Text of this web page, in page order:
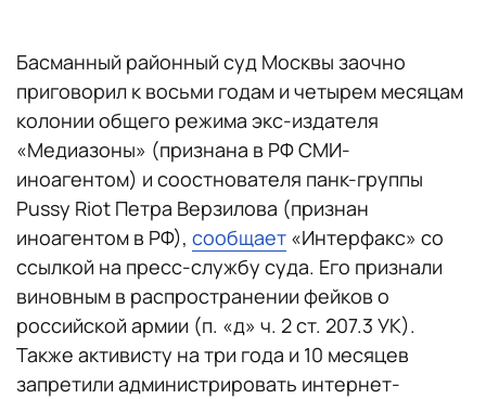
Басманный районный суд Москвы заочно
приговорил к восьми годам и четырем месяцам
колонии общего режима экс-издателя
«Медиазоны» (признана в РФ СМИ-
иноагентом) и соостнователя панк-группы
Pussy Riot Петра Верзилова (признан
иноагентом в РФ), сообщает «Интерфакс» со
ссылкой на пресс-службу суда. Его признали
виновным в распространении фейков о
российской армии (п. «д» ч. 2 ст. 207.3 УК).
Также активисту на три года и 10 месяцев
запретили администрировать интернет-